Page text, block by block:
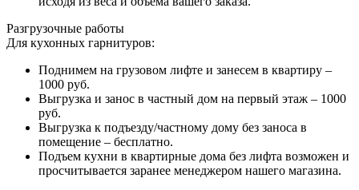
Разгрузочные работы
Для кухонных гарнитуров:
Поднимем на грузовом лифте и занесем в квартиру –
1000 руб.
Выгрузка и занос в частный дом на первый этаж – 1000
руб.
Выгрузка к подъезду/частному дому без заноса в
помещение – бесплатно.
Подъем кухни в квартирные дома без лифта возможен и
просчитывается заранее менеджером нашего магазина.